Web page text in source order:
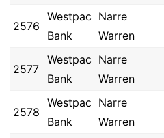
2576
Westpac
Bank
Narre
Warren
2577
Westpac
Bank
Narre
Warren
2578
Westpac
Bank
Narre
Warren